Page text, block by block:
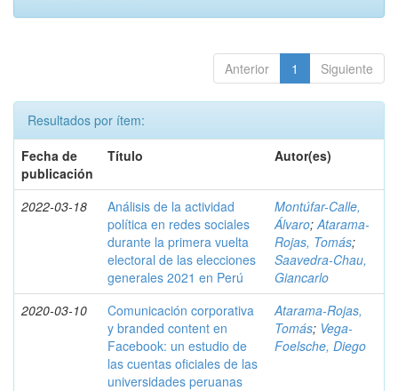
Anterior 1 Siguiente
Resultados por ítem:
Fecha de
publicación
Título Autor(es)
2022-03-18
Análisis de la actividad
política en redes sociales
durante la primera vuelta
electoral de las elecciones
generales 2021 en Perú
Montúfar-Calle,
Álvaro;Atarama-
Rojas, Tomás;
Saavedra-Chau,
Giancarlo
2020-03-10
Comunicación corporativa
y branded content en
Facebook: un estudio de
las cuentas oficiales de las
universidades peruanas
Atarama-Rojas,
Tomás; Vega-
Foelsche, Diego